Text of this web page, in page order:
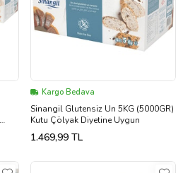
Kargo Bedava
Sinangil Glutensiz Un 5KG (5000GR)
Kutu Çölyak Diyetine Uygun
1.469,99 TL